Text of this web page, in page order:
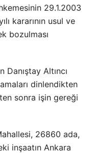
29.1.2003
kararının usul ve
bozulması
Danıştay Altıncı
dinlendikten
sonra işin gereği
26860 ada,
inşaatın Ankara